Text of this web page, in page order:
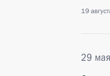
19
29